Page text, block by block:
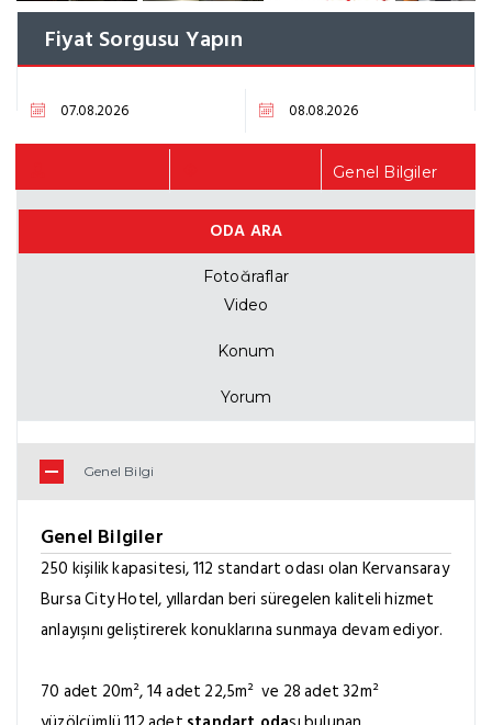
Fiyat Sorgusu Yapın
ODA ARA
Genel Bilgiler
Fiyat Listesi
Fotoğraflar
Video
Konum
Yorum
Genel Bilgi
Genel Bilgiler
250 kişilik kapasitesi, 112 standart odası olan Kervansaray
Bursa City Hotel, yıllardan beri süregelen kaliteli hizmet
anlayışını geliştirerek konuklarına sunmaya devam ediyor.
70 adet 20m², 14 adet 22,5m² ve 28 adet 32m²